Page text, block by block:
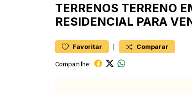
TERRENOS TERRENO
RESIDENCIAL PARA
Favoritar | Comparar
Compartilhe: